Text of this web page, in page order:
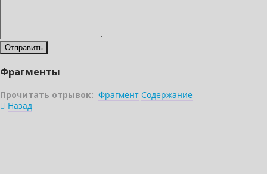
Фрагменты
Прочитать отрывок: Фрагмент Содержание
Назад